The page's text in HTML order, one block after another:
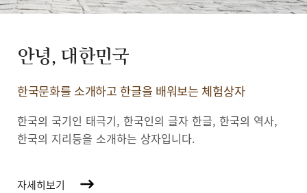
안녕, 대한민국
한국문화를 소개하고 한글을 배워보는 체험상자
한국의 국기인 태극기, 한국인의 글자 한글, 한국의 역사,
한국의 지리등을 소개하는 상자입니다.
자세히보기